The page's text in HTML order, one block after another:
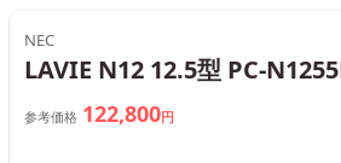
NEC
LAVIE N12 12.5型 PC-
参考価格 122,800円